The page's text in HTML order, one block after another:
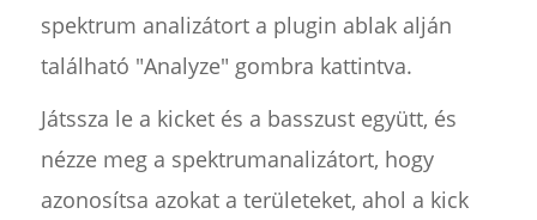
spektrum analizátort a plugin ablak alján
található "Analyze" gombra kattintva.
Játssza le a kicket és a basszust együtt, és
nézze meg a spektrumanalizátort, hogy
azonosítsa azokat a területeket, ahol a kick